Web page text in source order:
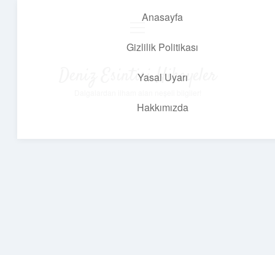
Anasayfa
Gizlilik Politikası
Yasal Uyarı
Hakkımızda
Deniz Esintisi Hikayeler